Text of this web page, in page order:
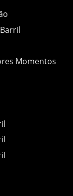
Momentos